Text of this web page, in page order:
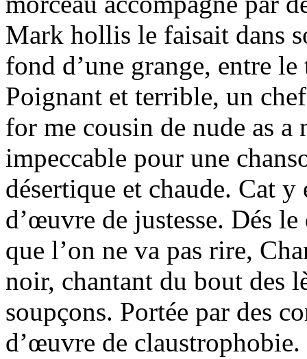
Mark hollis le faisait dans
fond d’une grange, entre
Poignant et terrible, un
for me cousin de nude as a
impeccable pour une
désertique et chaude. Cat
d’œuvre de justesse. Dés
que l’on ne va pas rire,
noir, chantant du bout des
soupçons. Portée par des
d’œuvre de